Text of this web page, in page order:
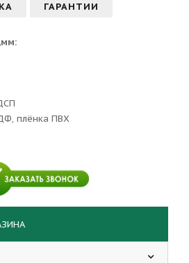
ГАРАНТИИ
плёнка ПВХ